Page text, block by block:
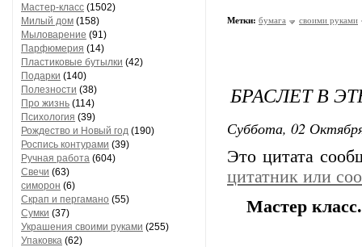
Мастер-класс (1502)
Милый дом (158)
Мыловарение (91)
Парфюмерия (14)
Пластиковые бутылки (42)
Подарки (140)
Полезности (38)
Про жизнь (114)
Психология (39)
Рождество и Новый год (190)
Роспись контурами (39)
Ручная работа (604)
Свечи (63)
симорон (6)
Скрап и пергамано (55)
Сумки (37)
Украшения своими руками (255)
Упаковка (62)
Метки: бумага своими руками
БРАСЛЕТ В
Суббота, 02
Это цитата
цитатник или
Мастер